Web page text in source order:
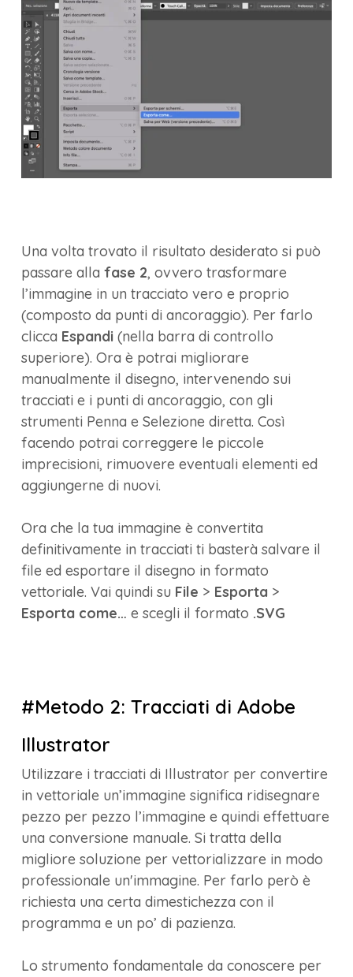
Una volta trovato il risultato desiderato si può
passare alla fase 2, ovvero trasformare
l’immagine in un tracciato vero e proprio
(composto da punti di ancoraggio). Per farlo
clicca Espandi (nella barra di controllo
superiore). Ora è potrai migliorare
manualmente il disegno, intervenendo sui
tracciati e i punti di ancoraggio, con gli
strumenti Penna e Selezione diretta. Così
facendo potrai correggere le piccole
imprecisioni, rimuovere eventuali elementi ed
aggiungerne di nuovi.
Ora che la tua immagine è convertita
definitivamente in tracciati ti basterà salvare il
file ed esportare il disegno in formato
vettoriale. Vai quindi su File > Esporta >
Esporta come… e scegli il formato .SVG
#Metodo 2: Tracciati di Adobe
Illustrator
Utilizzare i tracciati di Illustrator per convertire
in vettoriale un’immagine significa ridisegnare
pezzo per pezzo l’immagine e quindi effettuare
una conversione manuale. Si tratta della
migliore soluzione per vettorializzare in modo
professionale un'immagine. Per farlo però è
richiesta una certa dimestichezza con il
programma e un po’ di pazienza.
Lo strumento fondamentale da conoscere per